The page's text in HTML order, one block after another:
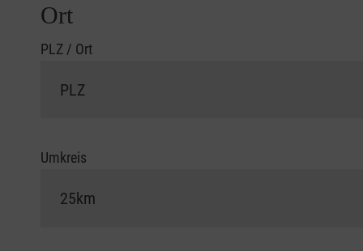
Ort
PLZ / Ort
Umkreis